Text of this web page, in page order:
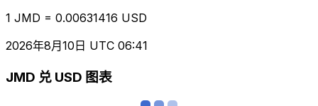
1 JMD = 0.00631416 USD
2026年8月10日 UTC 06:41
JMD 兑 USD 图表